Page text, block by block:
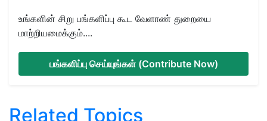
உங்களின் சிறு பங்களிப்பு கூட வேளாண் துறையை
மாற்றியமைக்கும்....
பங்களிப்பு செய்யுங்கள் (Contribute Now)
Related Topics